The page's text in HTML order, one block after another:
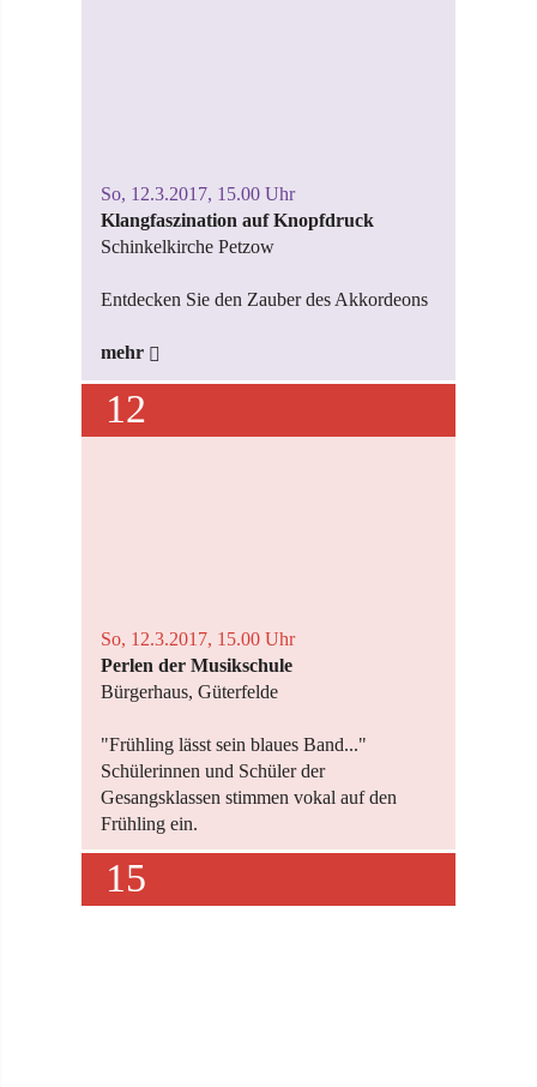
So, 12.3.2017, 15.00 Uhr
Klangfaszination auf Knopfdruck
Schinkelkirche Petzow
Entdecken Sie den Zauber des Akkordeons
mehr
12
So, 12.3.2017, 15.00 Uhr
Perlen der Musikschule
Bürgerhaus, Güterfelde
"Frühling lässt sein blaues Band..."
Schülerinnen und Schüler der
Gesangsklassen stimmen vokal auf den
Frühling ein.
15